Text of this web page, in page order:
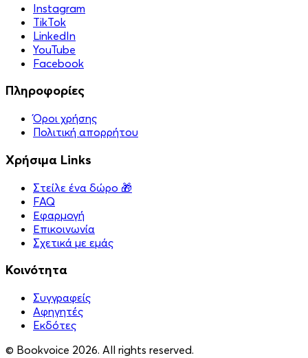
Instagram
TikTok
LinkedIn
YouTube
Facebook
Πληροφορίες
Όροι χρήσης
Πολιτική απορρήτου
Χρήσιμα Links
Στείλε ένα δώρο 🎁
FAQ
Εφαρμογή
Επικοινωνία
Σχετικά με εμάς
Κοινότητα
Συγγραφείς
Αφηγητές
Eκδότες
© Bookvoice 2026. All rights reserved.